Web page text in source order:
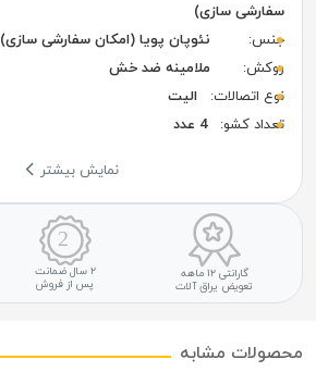
سفارشی سازی)
جنس:
نئوپان پویا (امکان سفارشی سازی)
روکش:
ملامینه ضد خش
نوع اتصالات:
الیت
تعداد کشو:
4 عدد
نمایش بیشتر
گارانتی ۱۲ ماهه
تعویض یراق آلات
۲ سال ضمانت
پس از فروش
محصولات مشابه